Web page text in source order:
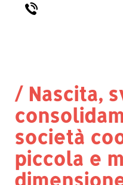
/ Nascita,
società
piccola e